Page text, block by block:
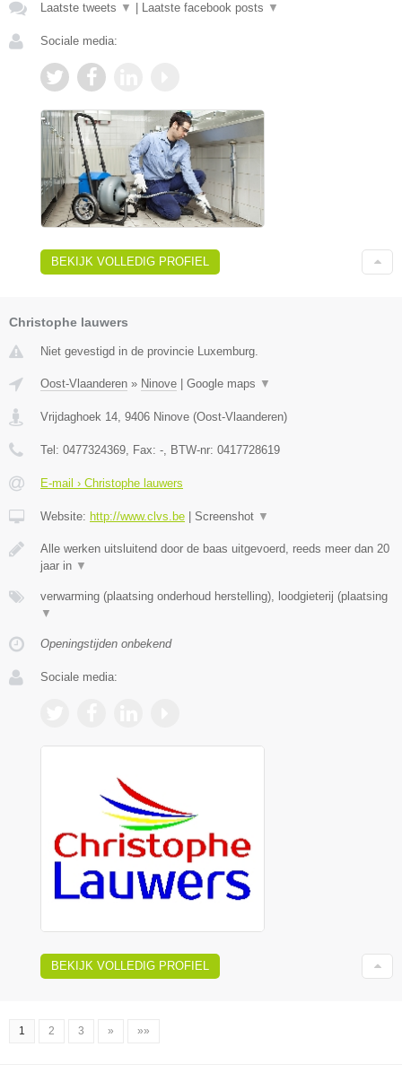
Laatste tweets ▼ Laatste facebook posts ▼
Sociale media:
BEKIJK VOLLEDIG PROFIEL
Christophe lauwers
Niet gevestigd in de provincie Luxemburg.
Oost-Vlaanderen » Ninove Google maps ▼
Vrijdaghoek 14, 9406 Ninove (Oost-Vlaanderen)
Tel: 0477324369, Fax: -, BTW-nr: 0417728619
E-mail › Christophe lauwers
Website: http://www.clvs.be Screenshot ▼
Alle werken uitsluitend door de baas uitgevoerd, reeds meer dan 20
jaar in ▼
verwarming (plaatsing onderhoud herstelling), loodgieterij (plaatsing
▼
Openingstijden onbekend
Sociale media:
BEKIJK VOLLEDIG PROFIEL
1 2 3 » »»